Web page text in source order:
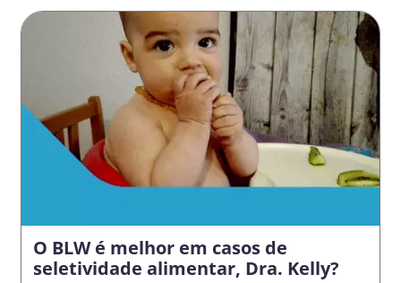
O BLW é melhor em casos de
seletividade alimentar, Dra. Kelly?